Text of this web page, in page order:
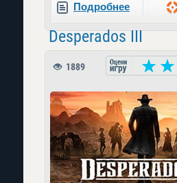
Подробнее
Desperados III
1889